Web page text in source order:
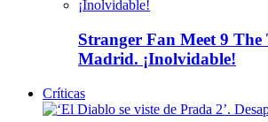
Stranger Fan Meet 9 The
Madrid. ¡Inolvidable!
Críticas